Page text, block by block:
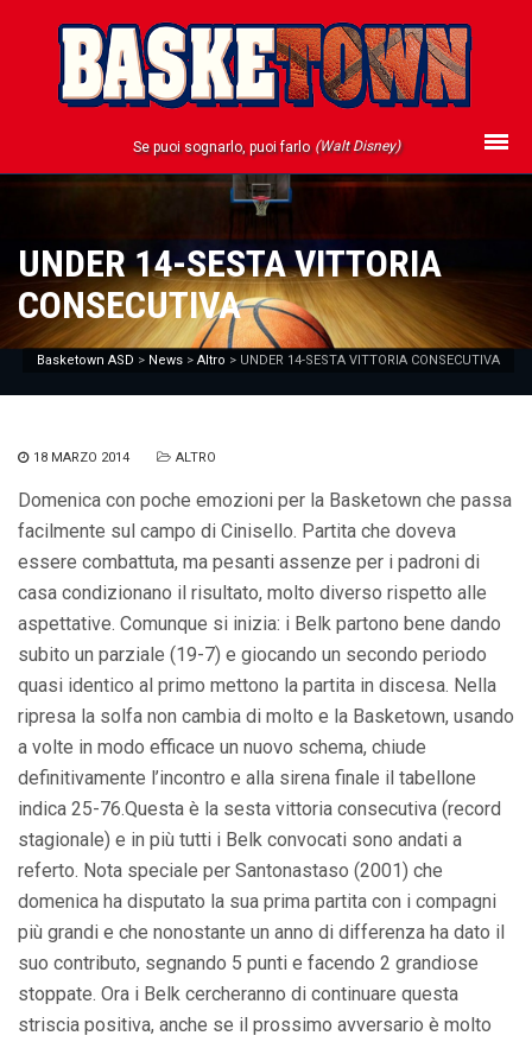
Se puoi sognarlo, puoi farlo (Walt Disney)
UNDER 14-SESTA VITTORIA
CONSECUTIVA
Basketown ASD > News > Altro > UNDER 14-SESTA VITTORIA CONSECUTIVA
18 MARZO 2014 ALTRO
Domenica con poche emozioni per la Basketown che passa
facilmente sul campo di Cinisello. Partita che doveva
essere combattuta, ma pesanti assenze per i padroni di
casa condizionano il risultato, molto diverso rispetto alle
aspettative. Comunque si inizia: i Belk partono bene dando
subito un parziale (19-7) e giocando un secondo periodo
quasi identico al primo mettono la partita in discesa. Nella
ripresa la solfa non cambia di molto e la Basketown, usando
a volte in modo efficace un nuovo schema, chiude
definitivamente l’incontro e alla sirena finale il tabellone
indica 25-76.Questa è la sesta vittoria consecutiva (record
stagionale) e in più tutti i Belk convocati sono andati a
referto. Nota speciale per Santonastaso (2001) che
domenica ha disputato la sua prima partita con i compagni
più grandi e che nonostante un anno di differenza ha dato il
suo contributo, segnando 5 punti e facendo 2 grandiose
stoppate. Ora i Belk cercheranno di continuare questa
striscia positiva, anche se il prossimo avversario è molto